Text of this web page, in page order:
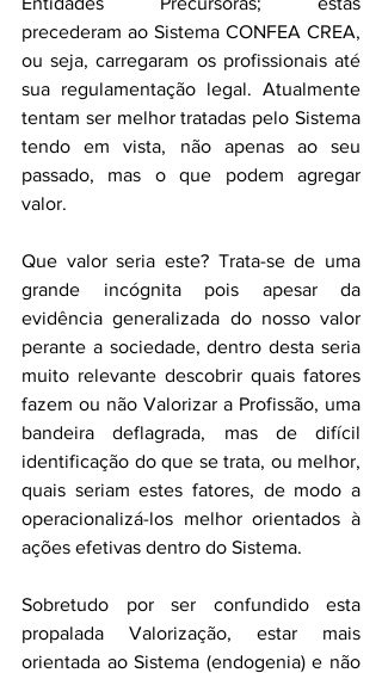
precederam ao Sistema CONFEA CREA,
ou seja, carregaram os profissionais até
sua regulamentação legal. Atualmente
tentam ser melhor tratadas pelo Sistema
tendo em vista, não apenas ao seu
passado, mas o que podem agregar
valor.
Que valor seria este? Trata-se de uma
grande incógnita pois apesar da
evidência generalizada do nosso valor
perante a sociedade, dentro desta seria
muito relevante descobrir quais fatores
fazem ou não Valorizar a Profissão, uma
bandeira deflagrada, mas de difícil
identificação do que se trata, ou melhor,
quais seriam estes fatores, de modo a
operacionalizá-los melhor orientados à
ações efetivas dentro do Sistema.
Sobretudo por ser confundido esta
propalada Valorização, estar mais
orientada ao Sistema (endogenia) e não